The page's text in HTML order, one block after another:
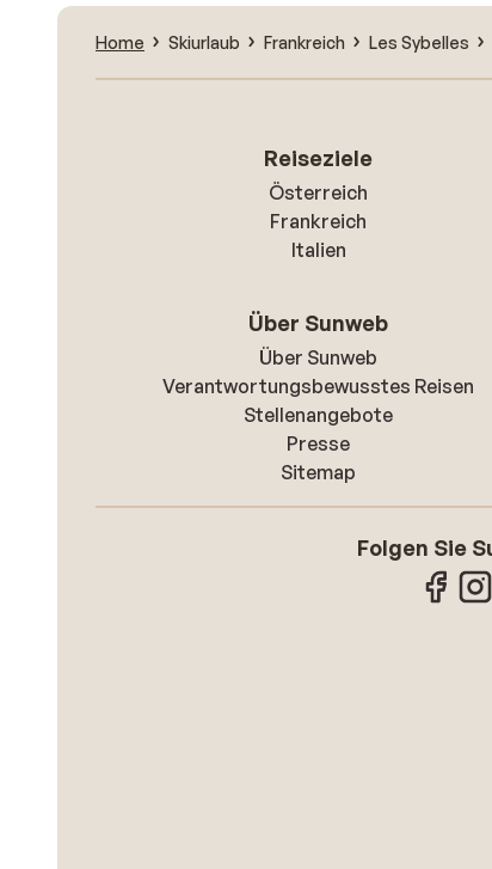
Home Skiurlaub Frankreich Les Sybelles
Reiseziele
Österreich
Frankreich
Italien
Über Sunweb
Über Sunweb
Verantwortungsbewusstes Reisen
Stellenangebote
Presse
Sitemap
Folgen Sie